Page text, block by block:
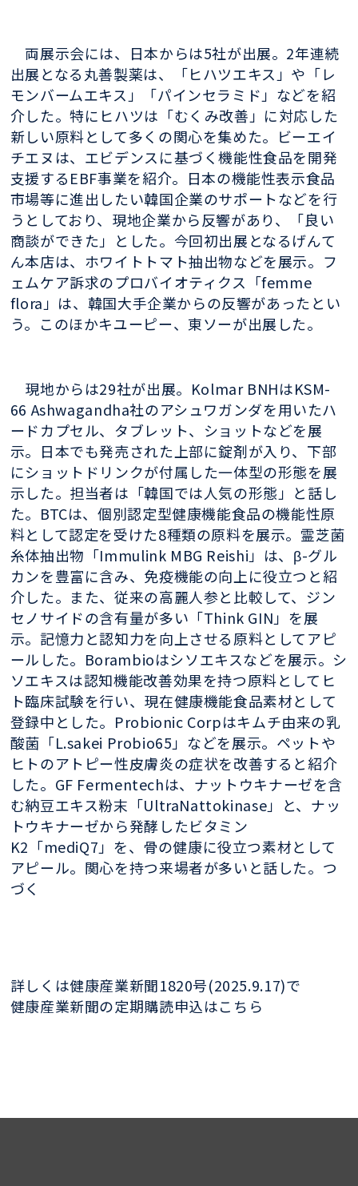
両展示会には、日本からは5社が出展。2年連続
出展となる丸善製薬は、「ヒハツエキス」や「レ
モンバームエキス」「パインセラミド」などを紹
介した。特にヒハツは「むくみ改善」に対応した
新しい原料として多くの関心を集めた。ビーエイ
チエヌは、エビデンスに基づく機能性食品を開発
支援するEBF事業を紹介。日本の機能性表示食品
市場等に進出したい韓国企業のサポートなどを行
うとしており、現地企業から反響があり、「良い
商談ができた」とした。今回初出展となるげんて
ん本店は、ホワイトトマト抽出物などを展示。フ
ェムケア訴求のプロバイオティクス「femme
flora」は、韓国大手企業からの反響があったとい
う。このほかキユーピー、東ソーが出展した。
現地からは29社が出展。Kolmar BNHはKSM-
66 Ashwagandha社のアシュワガンダを用いたハ
ードカプセル、タブレット、ショットなどを展
示。日本でも発売された上部に錠剤が入り、下部
にショットドリンクが付属した一体型の形態を展
示した。担当者は「韓国では人気の形態」と話し
た。BTCは、個別認定型健康機能食品の機能性原
料として認定を受けた8種類の原料を展示。霊芝菌
糸体抽出物「Immulink MBG Reishi」は、β-グル
カンを豊富に含み、免疫機能の向上に役立つと紹
介した。また、従来の高麗人参と比較して、ジン
セノサイドの含有量が多い「Think GIN」を展
示。記憶力と認知力を向上させる原料としてアピ
ールした。Borambioはシソエキスなどを展示。シ
ソエキスは認知機能改善効果を持つ原料としてヒ
ト臨床試験を行い、現在健康機能食品素材として
登録中とした。Probionic Corpはキムチ由来の乳
酸菌「L.sakei Probio65」などを展示。ペットや
ヒトのアトピー性皮膚炎の症状を改善すると紹介
した。GF Fermentechは、ナットウキナーゼを含
む納豆エキス粉末「UltraNattokinase」と、ナッ
トウキナーゼから発酵したビタミン
K2「mediQ7」を、骨の健康に役立つ素材として
アピール。関心を持つ来場者が多いと話した。つ
づく
詳しくは健康産業新聞1820号(2025.9.17)で
健康産業新聞の定期購読申込はこちら